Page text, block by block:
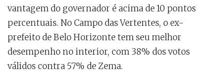
vantagem do governador é acima de 10 pontos
percentuais. No Campo das Vertentes, o ex-
prefeito de Belo Horizonte tem seu melhor
desempenho no interior, com 38% dos votos
válidos contra 57% de Zema.